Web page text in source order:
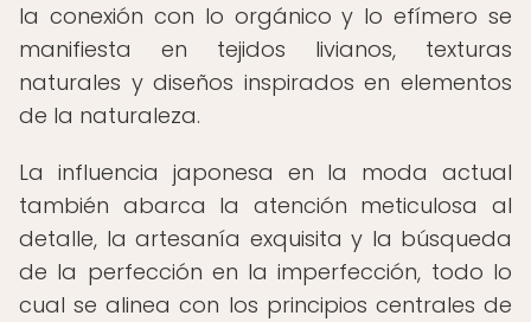
la conexión con lo orgánico y lo efímero se
manifiesta en tejidos livianos, texturas
naturales y diseños inspirados en elementos
de la naturaleza.
La influencia japonesa en la moda actual
también abarca la atención meticulosa al
detalle, la artesanía exquisita y la búsqueda
de la perfección en la imperfección, todo lo
cual se alinea con los principios centrales de